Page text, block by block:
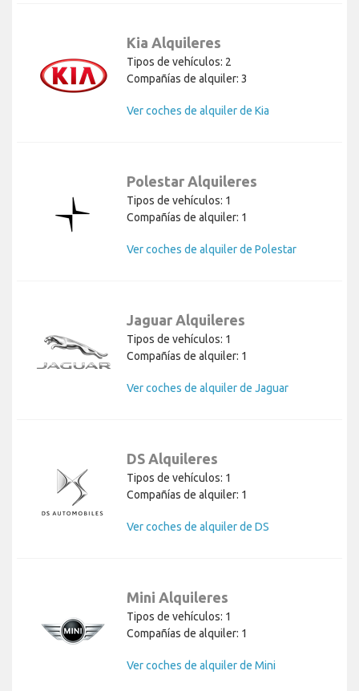
Kia Alquileres
Tipos de vehículos: 2
Compañías de alquiler: 3
Ver coches de alquiler de Kia
Polestar Alquileres
Tipos de vehículos: 1
Compañías de alquiler: 1
Ver coches de alquiler de Polestar
Jaguar Alquileres
Tipos de vehículos: 1
Compañías de alquiler: 1
Ver coches de alquiler de Jaguar
DS Alquileres
Tipos de vehículos: 1
Compañías de alquiler: 1
Ver coches de alquiler de DS
Mini Alquileres
Tipos de vehículos: 1
Compañías de alquiler: 1
Ver coches de alquiler de Mini